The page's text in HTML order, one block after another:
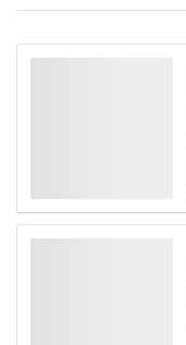
Thủ tướng Lê